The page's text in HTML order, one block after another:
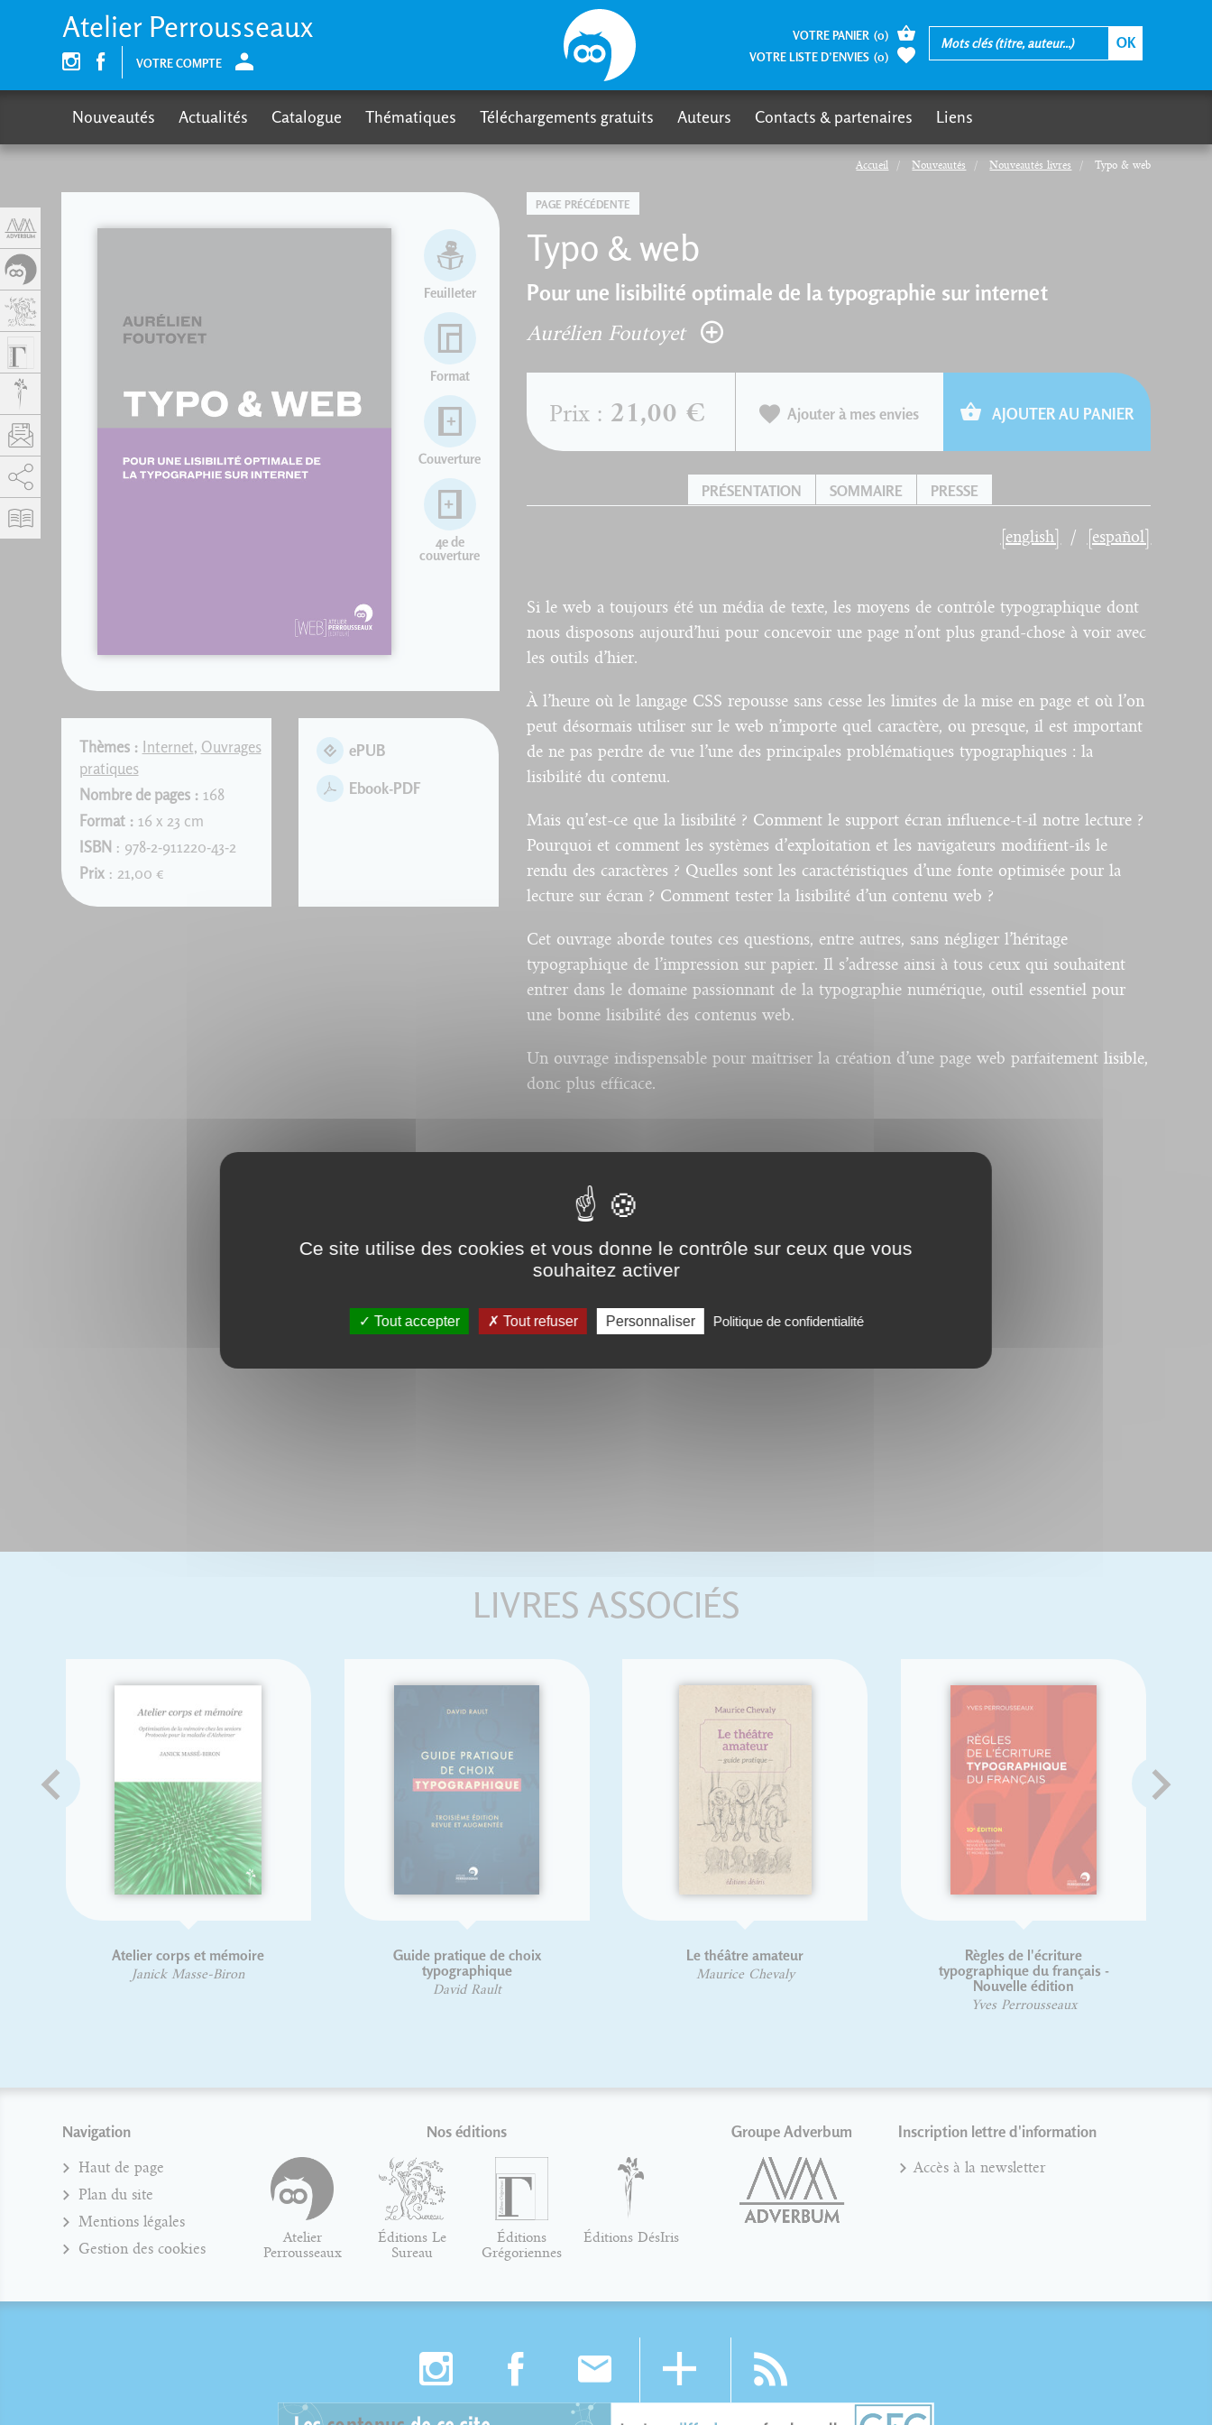
Accueil Nouveautés Nouveautés livres Typo & web
PAGE PRÉCÉDENTE
Typo & web
Pour une lisibilité optimale de la typographie sur internet
Aurélien Foutoyet
Feuilleter
Format
Couverture
4e de
couverture
Thèmes : Internet, Ouvrages
pratiques
Nombre de pages : 168
Format : 16 x 23 cm
ISBN : 978-2-911220-43-2
Prix: 21,00 €
ePUB
Ebook-PDF
Prix : 21,00 € Ajouter à mes envies AJOUTER AU PANIER
PRÉSENTATION SOMMAIRE PRESSE
[english] [español]
Si le web a toujours été un média de texte, les moyens de contrôle typographique dont
nous disposons aujourd’hui pour concevoir une page n’ont plus grand-chose à voir avec
les outils d’hier.
À l’heure où le langage CSS repousse sans cesse les limites de la mise en page et où l’on
peut désormais utiliser sur le web n’importe quel caractère, ou presque, il est important
de ne pas perdre de vue l’une des principales problématiques typographiques : la
lisibilité du contenu.
Mais qu’est-ce que la lisibilité ? Comment le support écran influence-t-il notre lecture ?
Pourquoi et comment les systèmes d’exploitation et les navigateurs modifient-ils le
rendu des caractères ? Quelles sont les caractéristiques d’une fonte optimisée pour la
lecture sur écran ? Comment tester la lisibilité d’un contenu web ?
Cet ouvrage aborde toutes ces questions, entre autres, sans négliger l’héritage
typographique de l’impression sur papier. Il s’adresse ainsi à tous ceux qui souhaitent
entrer dans le domaine passionnant de la typographie numérique, outil essentiel pour
une bonne lisibilité des contenus web.
Un ouvrage indispensable pour maîtriser la création d’une page web parfaitement lisible,
donc plus efficace.
LIVRES ASSOCIÉS
Atelier corps et mémoire
Janick Masse-Biron
Guide pratique de choix
typographique
David Rault
Le théâtre amateur
Maurice Chevaly
Règles de l'écriture
typographique du français -
Nouvelle édition
Yves Perrousseaux
Navigation
Haut de page
Plan du site
Mentions légales
Gestion des cookies
Nos éditions
Atelier
Perrousseaux
Éditions Le
Sureau
Éditions
Grégoriennes
Éditions DésIris
Groupe Adverbum Inscription lettre d'information
Accès à la newsletter
Atelier Perrousseaux
VOTRE COMPTE
VOTRE PANIER (0)
VOTRE LISTE D’ENVIES (0)
Nouveautés Actualités Catalogue Thématiques Téléchargements gratuits Auteurs Contacts & partenaires Liens
AddThis est désactivé. Autoriser
Panneau de gestion des cookies
Ce site utilise des cookies et vous donne le contrôle sur ceux que vous
souhaitez activer
Tout accepter Tout refuser Personnaliser Politique de confidentialité